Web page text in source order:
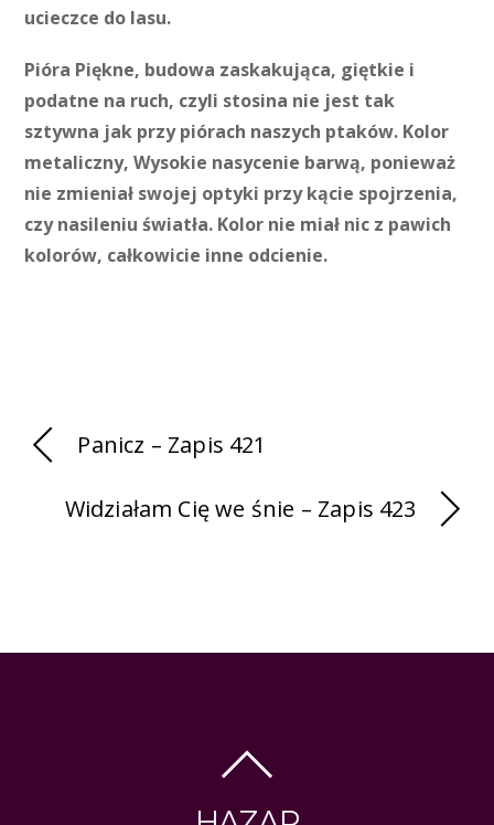
ucieczce do lasu.
Pióra Piękne, budowa zaskakująca, giętkie i
podatne na ruch, czyli stosina nie jest tak
sztywna jak przy piórach naszych ptaków. Kolor
metaliczny, Wysokie nasycenie barwą, ponieważ
nie zmieniał swojej optyki przy kącie spojrzenia,
czy nasileniu światła. Kolor nie miał nic z pawich
kolorów, całkowicie inne odcienie.
Panicz – Zapis 421
Widziałam Cię we śnie – Zapis 423